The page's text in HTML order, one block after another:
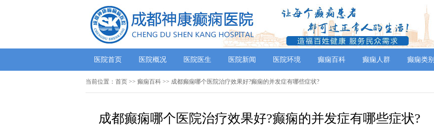
医院首页 医院概况 医院医生 医院新闻 医院环境 癫痫百科 癫痫人群 癫痫类别
当前位置： 首页 >> 癫痫百科 >> 成都癫痫哪个医院治疗效果好?癫痫的并发症有哪些症状?
成都癫痫哪个医院治疗效果好?癫痫的并发症有哪些症状?